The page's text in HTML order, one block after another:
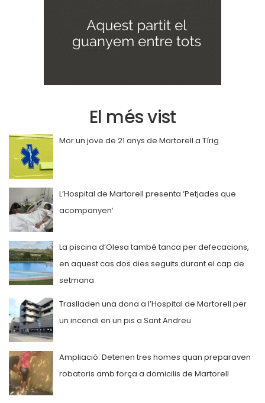
El més vist
Mor un jove de 21 anys de Martorell a Tírig
L’Hospital de Martorell presenta ‘Petjades que
acompanyen’
La piscina d’Olesa també tanca per defecacions,
en aquest cas dos dies seguits durant el cap de
setmana
Traslladen una dona a l’Hospital de Martorell per
un incendi en un pis a Sant Andreu
Ampliació: Detenen tres homes quan preparaven
robatoris amb força a domicilis de Martorell